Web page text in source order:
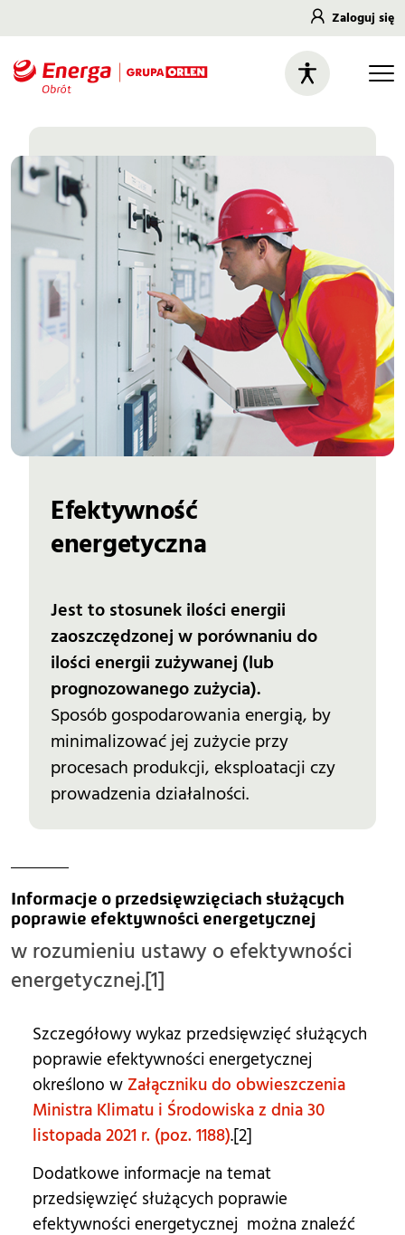
Zaloguj się
Efektywność
energetyczna
Jest to stosunek ilości energii
zaoszczędzonej w porównaniu do
ilości energii zużywanej (lub
prognozowanego zużycia).
Sposób gospodarowania energią, by
minimalizować jej zużycie przy
procesach produkcji, eksploatacji czy
prowadzenia działalności.
Informacje o przedsięwzięciach służących
poprawie efektywności energetycznej
w rozumieniu ustawy o efektywności
energetycznej.[1]
Szczegółowy wykaz przedsięwzięć służących
poprawie efektywności energetycznej
określono w Załączniku do obwieszczenia
Ministra Klimatu i Środowiska z dnia 30
listopada 2021 r. (poz. 1188).[2]
Dodatkowe informacje na temat
przedsięwzięć służących poprawie
efektywności energetycznej można znaleźć